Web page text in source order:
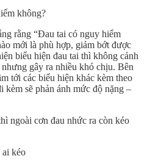
không?
rằng “Đau tai có nguy hiểm
mới là phù hợp, giảm bớt được
biểu hiện đau tai thì không cảnh
gây ra nhiều khó chịu. Bên
tới các biểu hiện khác kèm theo
sẽ phản ánh mức độ nặng –
ngoài cơn đau nhức ra còn kéo
kéo